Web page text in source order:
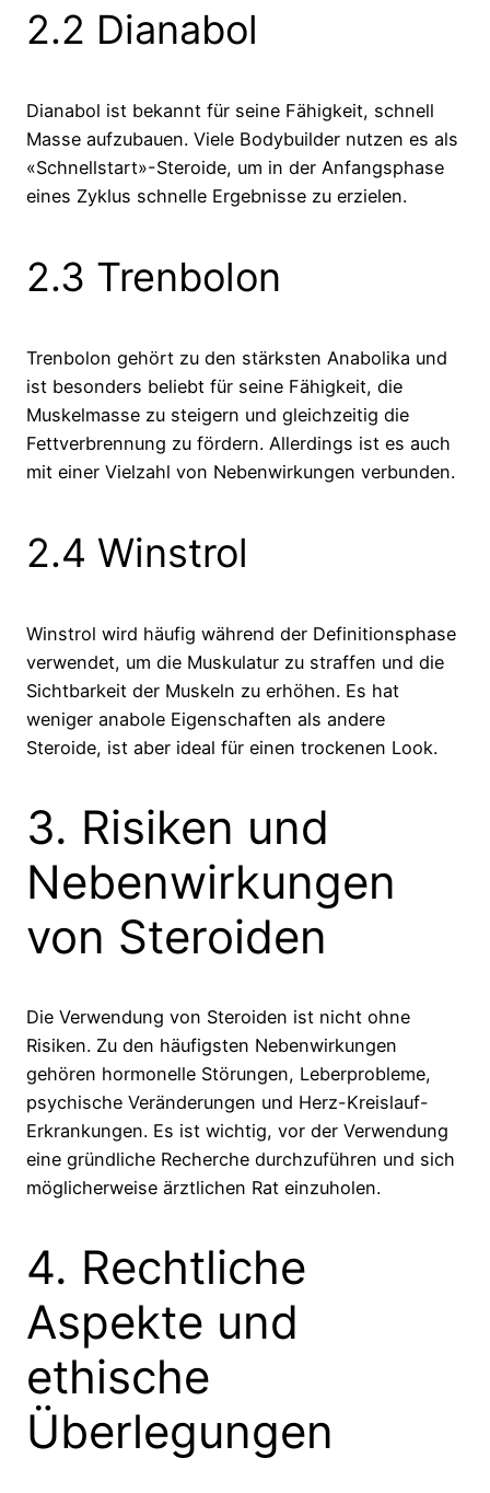
2.2 Dianabol
Dianabol ist bekannt für seine Fähigkeit, schnell
Masse aufzubauen. Viele Bodybuilder nutzen es als
«Schnellstart»-Steroide, um in der Anfangsphase
eines Zyklus schnelle Ergebnisse zu erzielen.
2.3 Trenbolon
Trenbolon gehört zu den stärksten Anabolika und
ist besonders beliebt für seine Fähigkeit, die
Muskelmasse zu steigern und gleichzeitig die
Fettverbrennung zu fördern. Allerdings ist es auch
mit einer Vielzahl von Nebenwirkungen verbunden.
2.4 Winstrol
Winstrol wird häufig während der Definitionsphase
verwendet, um die Muskulatur zu straffen und die
Sichtbarkeit der Muskeln zu erhöhen. Es hat
weniger anabole Eigenschaften als andere
Steroide, ist aber ideal für einen trockenen Look.
3. Risiken und
Nebenwirkungen
von Steroiden
Die Verwendung von Steroiden ist nicht ohne
Risiken. Zu den häufigsten Nebenwirkungen
gehören hormonelle Störungen, Leberprobleme,
psychische Veränderungen und Herz-Kreislauf-
Erkrankungen. Es ist wichtig, vor der Verwendung
eine gründliche Recherche durchzuführen und sich
möglicherweise ärztlichen Rat einzuholen.
4. Rechtliche
Aspekte und
ethische
Überlegungen